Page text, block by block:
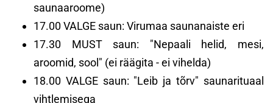
saunaaroome)
17.00 VALGE saun: Virumaa saunanaiste eri
17.30 MUST saun: "Nepaali helid, mesi,
aroomid, sool" (ei räägita - ei vihelda)
18.00 VALGE saun: "Leib ja tõrv" saunarituaal
vihtlemisega